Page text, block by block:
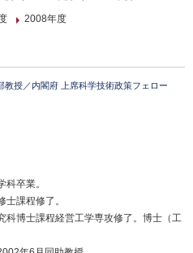
2008年度
教授／内閣府 上席科学技術政策フェロー
卒業。
課程修了。
科博士課程経営工学専攻修了。博士（工